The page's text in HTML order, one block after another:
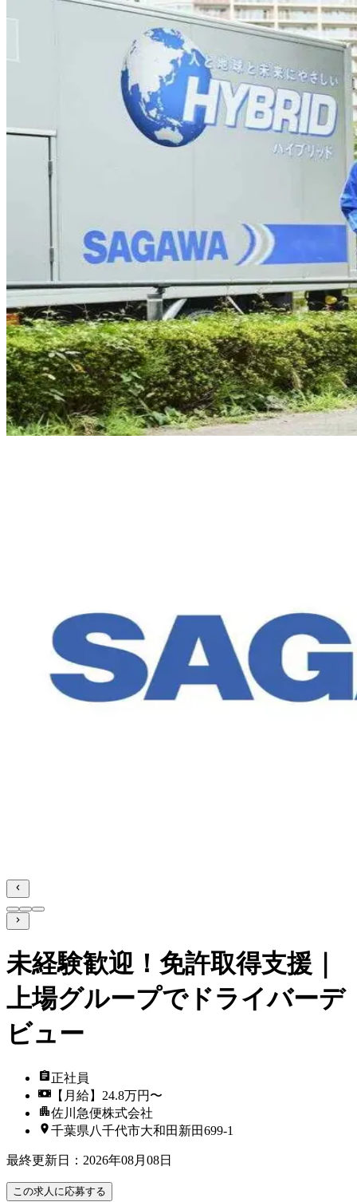
未経験歓迎！免許取得支援｜
上場グループでドライバーデ
ビュー
正社員
【月給】24.8万円〜
佐川急便株式会社
千葉県八千代市大和田新田699-1
最終更新日 ： 2026年08月08日
この求人に応募する